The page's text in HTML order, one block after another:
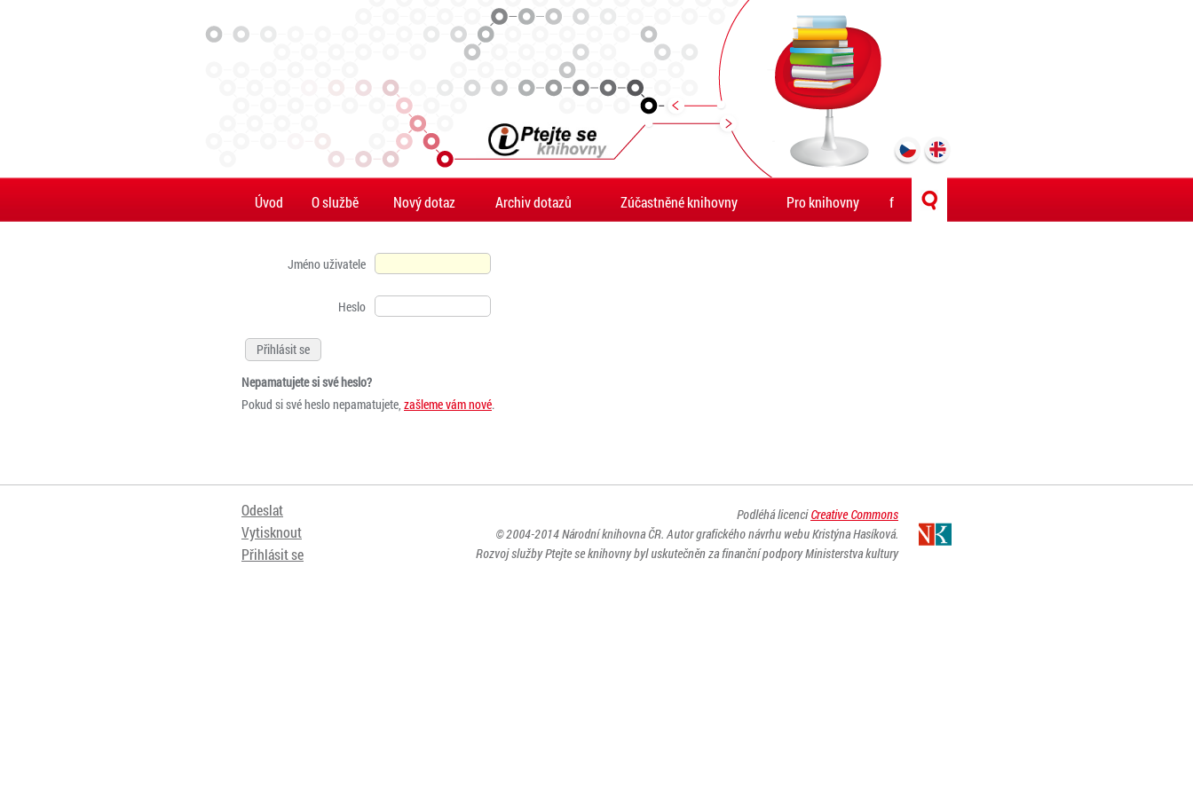
Úvod O službě Nový dotaz Archiv dotazů Zúčastněné knihovny Pro knihovny f
Jméno uživatele
Heslo
Nepamatujete si své heslo?
Pokud si své heslo nepamatujete, zašleme vám nové.
Odeslat
Vytisknout
Přihlásit se
Podléhá licenciCreative Commons
© 2004-2014Národní knihovna ČR. Autor grafického návrhu webu Kristýna Hasíková.
Rozvoj služby Ptejte se knihovny byl uskutečněn za finanční podpory Ministerstva kultury